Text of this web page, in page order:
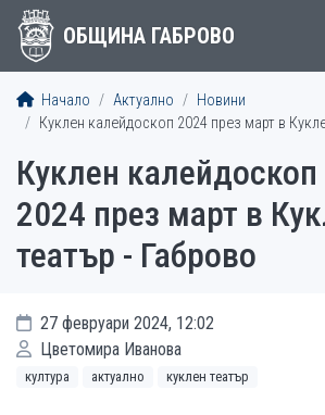
ОБЩИНА ГАБРОВО
Начало Актуално
Новини
Куклен калейдоскоп 2024 през март в
Куклен калейдоскоп
2024 през март в
театър - Габрово
27 февруари 2024, 12:02
Цветомира Иванова
култура актуално куклен театър